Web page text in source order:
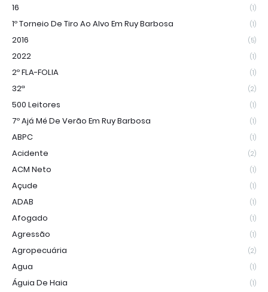
16 (1)
1º Torneio De Tiro Ao Alvo Em Ruy Barbosa (1)
2016 (5)
2022 (1)
2º FLA-FOLIA (1)
32ª (2)
500 Leitores (1)
7º Ajá Mé De Verão Em Ruy Barbosa (1)
ABPC (1)
Acidente (2)
ACM Neto (1)
Açude (1)
ADAB (1)
Afogado (1)
Agressão (1)
Agropecuária (2)
Agua (1)
Águia De Haia (1)